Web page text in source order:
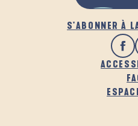
S'ABONNER À